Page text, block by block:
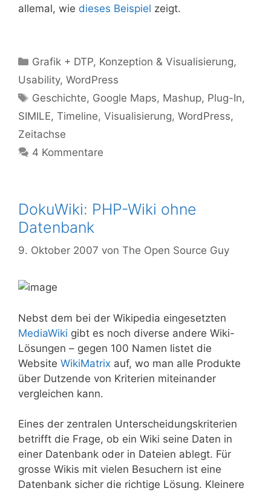
allemal, wie dieses Beispiel zeigt.
Kategorien
Grafik + DTP, Konzeption & Visualisierung,
Usability, WordPress
Tags
Geschichte, Google Maps, Mashup, Plug-In,
SIMILE, Timeline, Visualisierung, WordPress,
Zeitachse
4 Kommentare
DokuWiki: PHP-Wiki ohne
Datenbank
9. Oktober 2007 von The Open Source Guy
Nebst dem bei der Wikipedia eingesetzten
MediaWiki gibt es noch diverse andere Wiki-
Lösungen – gegen 100 Namen listet die
Website WikiMatrix auf, wo man alle Produkte
über Dutzende von Kriterien miteinander
vergleichen kann.
Eines der zentralen Unterscheidungskriterien
betrifft die Frage, ob ein Wiki seine Daten in
einer Datenbank oder in Dateien ablegt. Für
grosse Wikis mit vielen Besuchern ist eine
Datenbank sicher die richtige Lösung. Kleinere